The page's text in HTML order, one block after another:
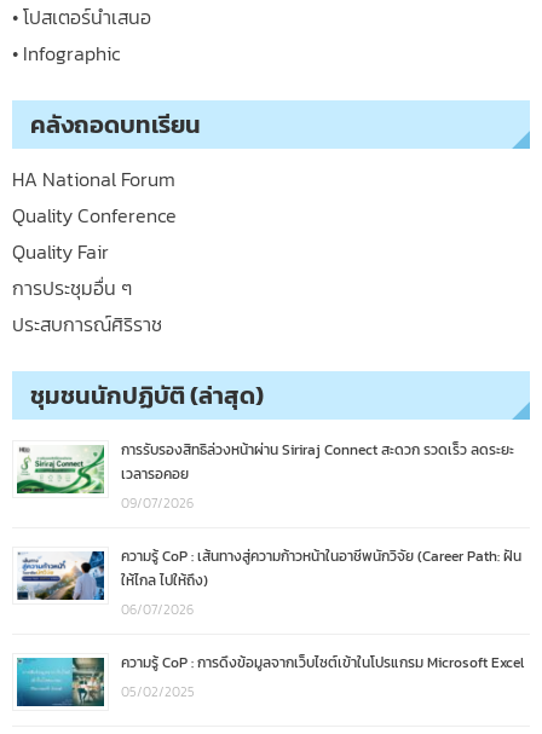
• โปสเตอร์นำเสนอ
• Infographic
คลังถอดบทเรียน
HA National Forum
Quality Conference
Quality Fair
การประชุมอื่น ๆ
ประสบการณ์ศิริราช
ชุมชนนักปฏิบัติ (ล่าสุด)
การรับรองสิทธิล่วงหน้าผ่าน Siriraj Connect สะดวก รวดเร็ว ลดระยะ
เวลารอคอย
09/07/2026
ความรู้ CoP : เส้นทางสู่ความก้าวหน้าในอาชีพนักวิจัย (Career Path: ฝัน
ให้ไกล ไปให้ถึง)
06/07/2026
ความรู้ CoP : การดึงข้อมูลจากเว็บไซต์เข้าในโปรแกรม Microsoft Excel
05/02/2025